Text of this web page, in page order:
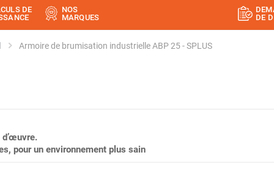
DE
NOS
MARQUES
DE
Armoire de brumisation industrielle ABP 25 - SPLUS
pour un environnement plus sain